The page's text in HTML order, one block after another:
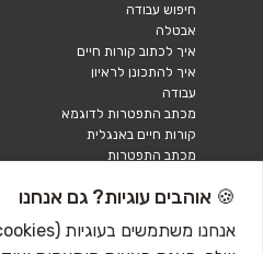
חיפוש עבודה
אבטלה
איך לכתוב קורות חיים
איך להתכונן לראיון
עבודה
מכתב התפטרות לדוגמא
קורות חיים באנגלית
מכתב התפטרות
🍪 אוהבים עוגיות? גם אנחנו